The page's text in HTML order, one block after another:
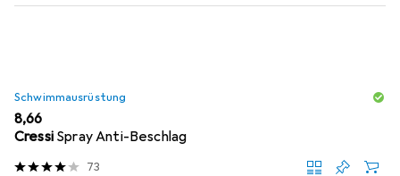
Schwimmausrüstung
EUR
8,66
Cressi Spray Anti-Beschlag
73